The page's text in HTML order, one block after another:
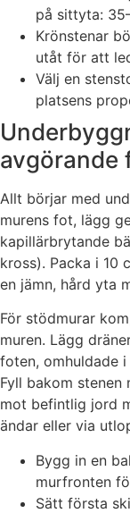
på sittyta:
Krönstenar
utåt för att
Välj en
platsens
avgörande
Allt börjar med
murens fot, lägg
kapillärbrytande
kross). Packa i 10
en jämn, hård yta
För stödmurar
muren. Lägg
foten, omhuldade
Fyll bakom stenen
mot befintlig jord
ändar eller via
Bygg in en
murfronten
Sätt första